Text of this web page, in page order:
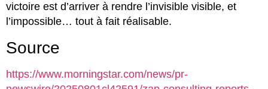
victoire est d’arriver à rendre l’invisible visible, et
l’impossible… tout à fait réalisable.
Source
https://www.morningstar.com/news/pr-